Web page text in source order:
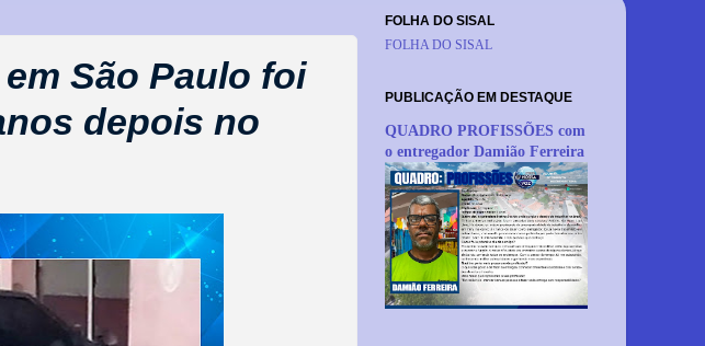
São Paulo foi
depois no
FOLHA DO SISAL
FOLHA DO SISAL
PUBLICAÇÃO EM DESTAQUE
QUADRO PROFISSÕES com
o entregador Damião Ferreira